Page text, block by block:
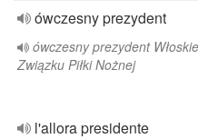
ówczesny prezydent
ówczesny prezydent
Związku Piłki Nożnej
l'allora presidente